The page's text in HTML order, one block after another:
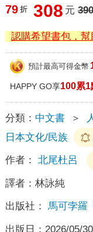
79 折 308 元 390
認購希望書包，幫
預計最高可得金幣
HAPPY GO享100累1
分類： 中文書 ＞
日本文化/民族
作者： 北尾杜呂
譯者： 林詠純
出版社： 馬可孛羅
出版日： 2026/05/30